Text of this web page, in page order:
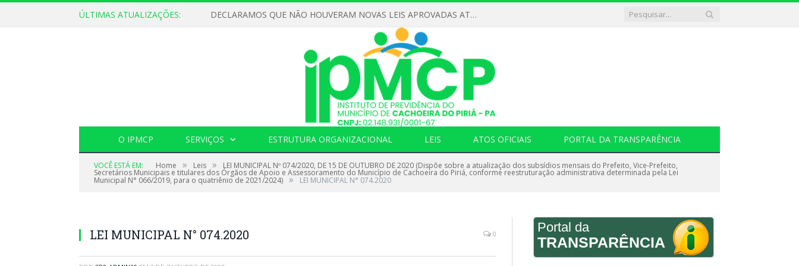
ÚLTIMAS ATUALIZAÇÕES: DECLARAMOS QUE NÃO HOUVERAM NOVAS LEIS APROVADAS ATÉ O MOMENTO PARA O INSTITUTO DE PREVIDÊNCIA NO ANO DE 2026
O IPMCP SERVIÇOS ESTRUTURA ORGANIZACIONAL LEIS ATOS OFICIAIS PORTAL DA TRANSPARÊNCIA
VOCÊ ESTÁ EM: Home » Leis » LEI MUNICIPAL Nº 074/2020, DE 15 DE OUTUBRO DE 2020 (Dispõe sobre a atualização dos subsídios mensais do Prefeito, Vice-Prefeito,
Secretários Municipais e titulares dos Órgãos de Apoio e Assessoramento do Município de Cachoeira do Piriá, conforme reestruturação administrativa determinada pela Lei
Municipal N° 066/2019, para o quatriênio de 2021/2024) » LEI MUNICIPAL N° 074.2020
LEI MUNICIPAL N° 074.2020 0 Portal da
TRANSPARÊNCIA